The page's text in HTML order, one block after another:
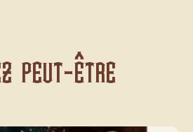
peut-être